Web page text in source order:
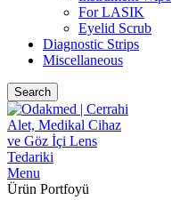
For LASIK
Eyelid Scrub
Diagnostic Strips
Miscellaneous
Search
Menu
Ürün Portfoyü